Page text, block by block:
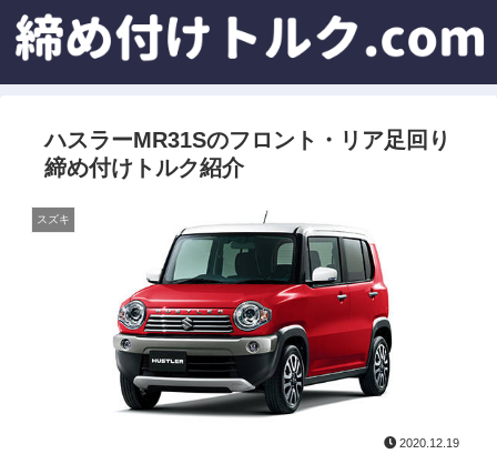
ハスラーMR31Sのフロント・リア足回り
締め付けトルク紹介
スズキ
2020.12.19